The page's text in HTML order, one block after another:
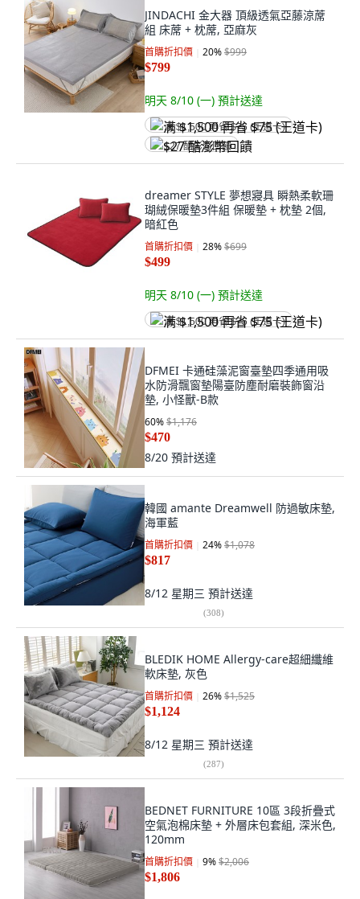
JINDACHI 金大器 頂級透氣亞藤涼蓆
組 床蓆 + 枕蓆, 亞麻灰
首購折扣價 20%$999
$799
明天 8/10 (一) 預計送達
满 $1,500 再省 $75 (王道卡)
$27 酷澎幣回饋
dreamer STYLE 夢想寢具 瞬熱柔軟珊
瑚絨保暖墊3件組 保暖墊 + 枕墊 2個,
暗紅色
首購折扣價 28%$699
$499
明天 8/10 (一) 預計送達
满 $1,500 再省 $75 (王道卡)
DFMEI 卡通硅藻泥窗臺墊四季通用吸
水防滑飄窗墊陽臺防塵耐磨裝飾窗沿
墊, 小怪獸-B款
60%$1,176
$470
8/20 預計送達
韓國 amante Dreamwell 防過敏床墊,
海軍藍
首購折扣價 24%$1,078
$817
8/12 星期三 預計送達
(308)
BLEDIK HOME Allergy-care超細纖維
軟床墊, 灰色
首購折扣價 26%$1,525
$1,124
8/12 星期三 預計送達
(287)
BEDNET FURNITURE 10區 3段折疊式
空氣泡棉床墊 + 外層床包套組, 深米色,
120mm
首購折扣價 9%$2,006
$1,806